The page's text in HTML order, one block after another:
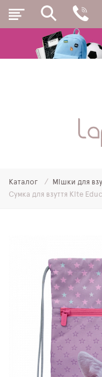
ШКІЛЬНІ РЮКЗАКИ ТА
МОЛОДІЖНІ РЮКЗАКИ
ПЛЯШКИ ДЛЯ ВОДИ
DELUNE
SCHOOL STANDARD
SKYNAME
Каталог
Мішки для
Сумка для взуття Kite